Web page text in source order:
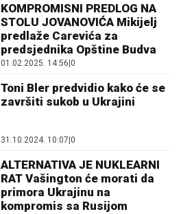
KOMPROMISNI PREDLOG NA
STOLU JOVANOVIĆA Mikijelj
predlaže Carevića za
predsjednika Opštine Budva
01.02.2025. 14:56|0
Toni Bler predvidio kako će se
završiti sukob u Ukrajini
31.10.2024. 10:07 0
ALTERNATIVA JE NUKLEARNI
RAT Vašington će morati da
primora Ukrajinu na
kompromis sa Rusijom